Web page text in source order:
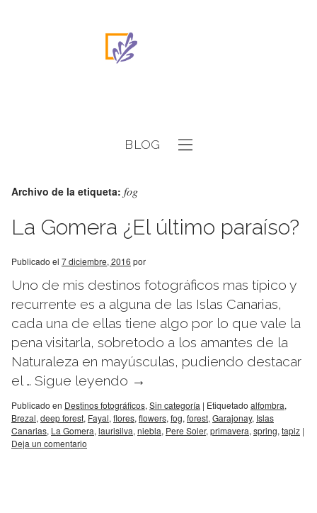
BLOG
Archivo de la etiqueta: fog
La Gomera ¿El último paraíso?
Publicado el 7 diciembre, 2016 por
Uno de mis destinos fotográficos mas típico y
recurrente es a alguna de las Islas Canarias,
cada una de ellas tiene algo por lo que vale la
pena visitarla, sobretodo a los amantes de la
Naturaleza en mayúsculas, pudiendo destacar
el … Sigue leyendo →
Publicado en Destinos fotográficos, Sin categoría | Etiquetado alfombra,
Brezal, deep forest, Fayal, flores, flowers, fog, forest, Garajonay, Islas
Canarias, La Gomera, laurisilva, niebla, Pere Soler, primavera, spring, tapiz |
Deja un comentario